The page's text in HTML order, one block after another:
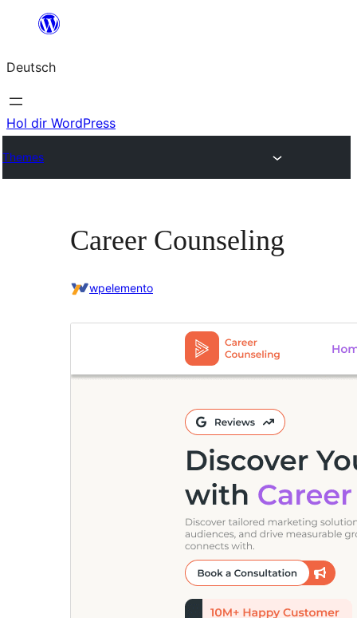
springen
Deutsch
Hol dir WordPress
Themes
Career Counseling
wpelemento